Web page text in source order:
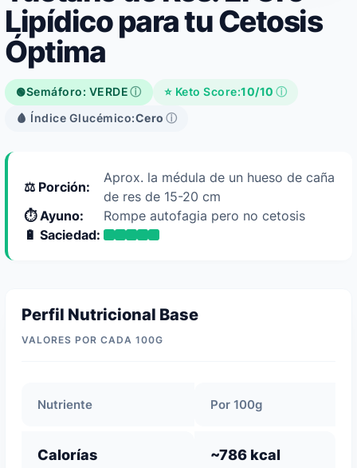
Lipídico para tu Cetosis
Óptima
🟢Semáforo: VERDEⓘ ⭐ Keto Score:10/10 ⓘ
🩸 Índice Glucémico:Cero ⓘ
⚖️ Porción:
Aprox. la médula de un hueso de caña
de res de 15-20 cm
⏱️ Ayuno:
Rompe autofagia pero no cetosis
🔋 Saciedad:
Perfil Nutricional Base
VALORES POR CADA 100G
Nutriente Por 100g
Calorías ~786 kcal